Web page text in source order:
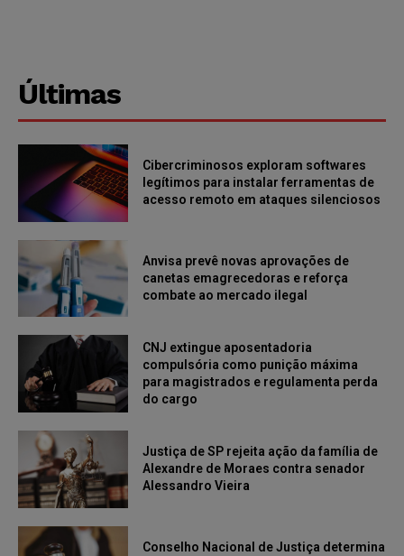
Últimas
Cibercriminosos exploram softwares
legítimos para instalar ferramentas de
acesso remoto em ataques silenciosos
Anvisa prevê novas aprovações de
canetas emagrecedoras e reforça
combate ao mercado ilegal
CNJ extingue aposentadoria
compulsória como punição máxima
para magistrados e regulamenta perda
do cargo
Justiça de SP rejeita ação da família de
Alexandre de Moraes contra senador
Alessandro Vieira
Conselho Nacional de Justiça determina